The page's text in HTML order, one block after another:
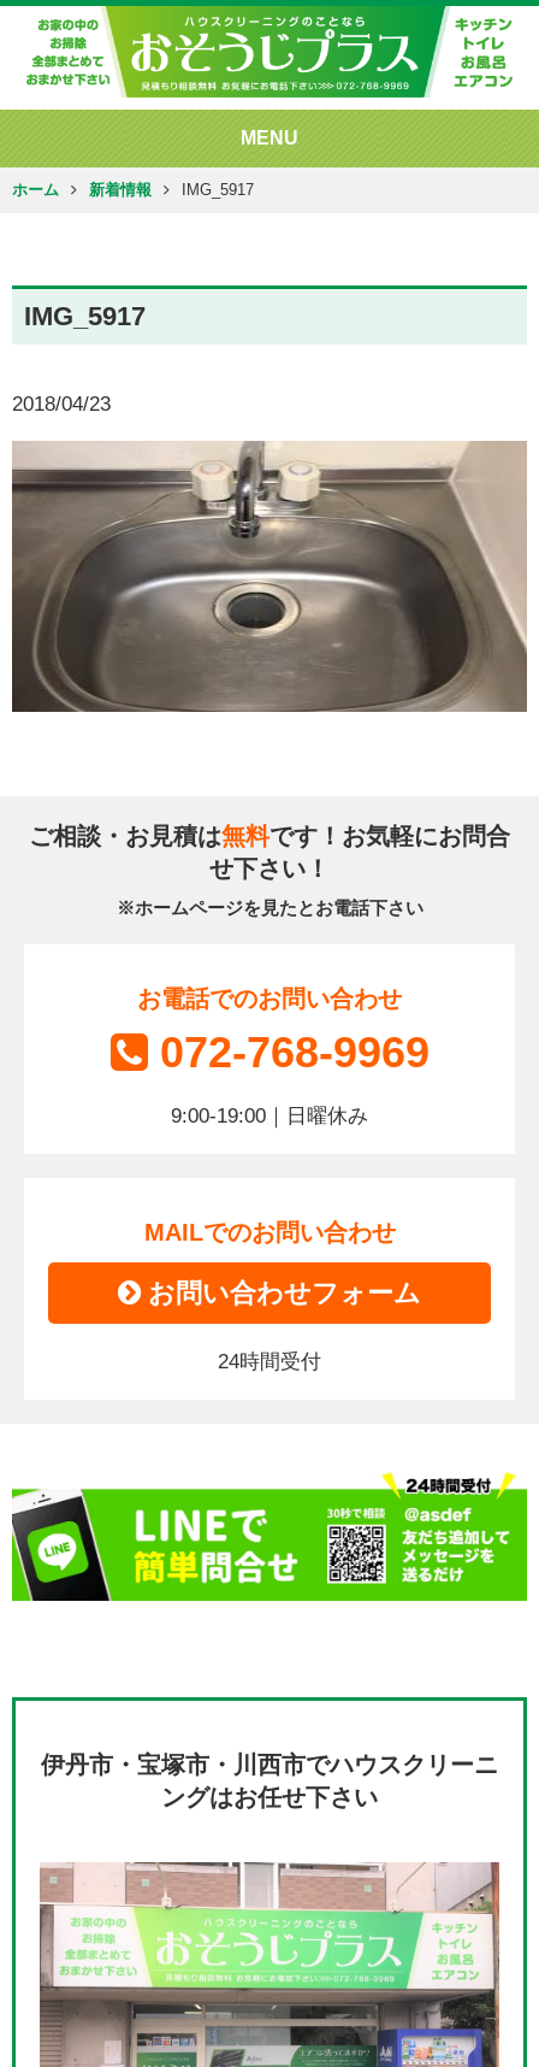
MENU
ホーム 新着情報 IMG_5917
IMG_5917
2018/04/23
ご相談・お見積は無料です！お気軽にお問合
せ下さい！
※ホームページを見たとお電話下さい
お電話でのお問い合わせ
072-768-9969
9:00-19:00｜日曜休み
MAILでのお問い合わせ
お問い合わせフォーム
24時間受付
伊丹市・宝塚市・川西市でハウスクリーニ
ングはお任せ下さい